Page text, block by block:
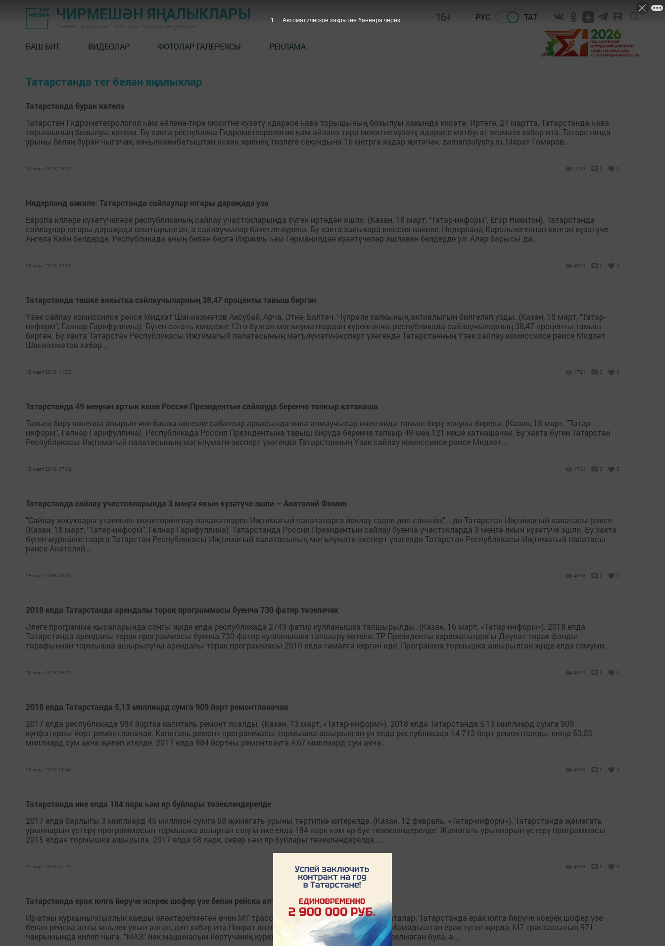
ЧИРМЕШӘН ЯҢАЛЫКЛАРЫ 16+ РУС ТАТ
БАШ БИТ ВИДЕОЛАР ФОТОЛАР ГАЛЕРЕЯСЫ РЕКЛАМА
Татарстанда тег белән яңалыклар
Татарстанда буран көтелә
Татарстан Гидрометеорология һәм әйләнә-тирә мохитне күзәтү идарәсе һава торышының бозылуы хакында кисәтә. Иртәгә, 27 мартта, Татарстанда һава
торышының бозылуы көтелә. Бу хакта республика Гидрометеорология һәм әйләнә-тирә мохитне күзәтү идарәсе матбугат хезмәте хәбәр итә. Татарстанда
урыны белән буран чыгачак, көньяк-көнбатыштан искән җилнең тизлеге секундына 16 метрга кадәр җитәчәк. zamansulyshy.ru, Марат Гомәров...
26 март 2018, 13:00 5033 0 0
Нидерланд вәкиле: Татарстанда сайлаулар югары дәрәҗәдә уза
Европа илләре күзәтүчеләре республиканың сайлау участокларында бүген иртәдән эшли. (Казан, 18 март, "Татар-информ", Егор Никитин). Татарстанда
сайлаулар югары дәрәҗәдә оештырылган, ә сайлаучылар бәхетле күренә. Бу хакта халыкара миссия вәкиле, Нидерланд Корольлегеннән килгән күзәтүче
Ангела Кейн белдерде. Республикада аның белән бергә Израиль һәм Германиядән күзәтүчеләр эшләвен белдерде ул. Алар барысы да...
18 март 2018, 13:05 4823 0 0
Татарстанда төшке вакытка сайлаучыларның 38,47 проценты тавыш биргән
Үзәк сайлау комиссиясе рәисе Мидхәт Шаһиәхмәтов Аксубай, Арча, Әтнә, Балтач, Чүпрәле халкының активлыгын билгеләп узды. (Казан, 18 март, "Татар-
информ", Гөлнар Гарифуллина). Бүген сәгать көндезге 12гә булган мәгълүматлардан күренгәнчә, республикада сайлаучыларның 38,47 проценты тавыш
биргән. Бу хакта Татарстан Республикасы Иҗтимагый палатасының мәгълүмати-эксперт үзәгендә Татарстанның Үзәк сайлау комиссиясе рәисе Мидхәт
Шаһиәхмәтов хәбәр...
18 март 2018, 11:33 4791 0 0
Татарстанда 49 меңнән артык кеше Россия Президентын сайлауда беренче тапкыр катанаша
Тавыш бирү көнендә авырып яки башка нигезле сәбәпләр аркасында килә алмаучылар өчен өйдә тавыш бирү хокукы бирелә. (Казан, 18 март, "Татар-
информ", Гөлнар Гарифуллина). Республикада Россия Президентына тавыш бирүдә беренче тапкыр 49 мең 121 кеше катнашачак. Бу хакта бүген Татарстан
Республикасы Иҗтимагый палатасының мәгълүмати-эксперт үзәгендә Татарстанның Үзәк сайлау комиссиясе рәисе Мидхәт...
18 март 2018, 07:49 4734 0 0
Татарстанда сайлау участокларында 3 меңгә якын күзәтүче эшли – Анатолий Фомин
"Сайлау хокуклары үтәлешен мониторинглау вәкаләтләрен Иҗтимагый палаталарга йөкләү гадел дип саныйм", - ди Татарстан Иҗтимагый палатасы рәисе.
(Казан, 18 март, "Татар-информ", Гөлнар Гарифуллина). Татарстанда Россия Президентын сайлау буенча участокларда 3 меңгә якын күзәтүче эшли. Бу хакта
бүген журналистларга Татарстан Республикасы Иҗтимагый палатасының мәгълүмати-эксперт үзәгендә Татарстан Республикасы Иҗтимагый палатасы
рәисе Анатолий...
18 март 2018, 06:16 4818 0 0
2018 елда Татарстанда арендалы торак программасы буенча 730 фатир төзеләчәк
Әлеге программа кысаларында соңгы җиде елда республикада 2743 фатир кулланышка тапшырылды. (Казан, 16 март, «Татар-информ»). 2018 елда
Татарстанда арендалы торак программасы буенча 730 фатир кулланышка тапшыру көтелә. ТР Президенты карамагындагы Дәүләт торак фонды
тарафыннан тормышка ашырылучы арендалы торак программасы 2010 елда гамәлгә кергән иде. Программа тормышка ашырылган җиде елда гомуми...
16 март 2018, 08:10 4991 0 0
2018 елда Татарстанда 5,13 миллиард сумга 909 йорт ремонтланачак
2017 елда республикада 984 йортка капиталь ремонт ясалды. (Казан, 13 март, «Татар-информ»). 2018 елда Татарстанда 5,13 миллиард сумга 909
күпфатирлы йорт ремонтланачак. Капиталь ремонт программасы тормышка ашырылган ун елда республикада 14 713 йорт ремонтланды, моңа 53,03
миллиард сум акча җәлеп ителде. 2017 елда 984 йортны ремонтлауга 4,67 миллиард сум акча...
13 март 2018, 06:40 4898 0 0
Татарстанда ике елда 184 парк һәм яр буйлары төзекләндерелде
2017 елда барлыгы 3 миллиард 45 миллион сумга 68 җәмәгать урыны тәртипкә китерелде. (Казан, 12 февраль, «Татар-информ»). Татарстанда җәмәгать
урыннарын үстерү программасын тормышка ашырган соңгы ике елда 184 парк һәм яр буе төзекләндерелде. Җәмәгать урыннарын үстерү программасы
2015 елдан тормышка ашырыла. 2017 елда 68 парк, сквер һәм яр буйлары төзекләндерелде....
12 март 2018, 07:10 4958 0 0
Татарстанда ерак юлга йөрүче исерек шофер үзе белән рейска алты яшьлек улын алган
Ир-атны куркынычсызлык каешы эләктерелмәгән өчен М7 трассасының 971 чакрымында туктаталар. Татарстанда ерак юлга йөрүче исерек шофер үзе
белән рейска алты яшьлек улын алган, дип хәбәр итә Нократ интернет-порталы. Әлеге хәл бүген Мамадыштан ерак түгел җирдә, М7 трассасының 971
чакрымында килеп чыга. "МАЗ" йөк машинасын йөртүченең куркынычсызлык каешлары эләктерелмәгән була, ә...